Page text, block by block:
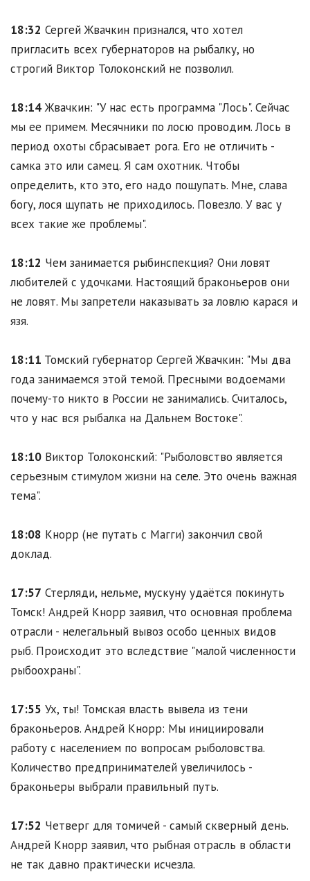
18:32 Сергей Жвачкин признался, что хотел
пригласить всех губернаторов на рыбалку, но
строгий Виктор Толоконский не позволил.
18:14Жвачкин: "У нас есть программа "Лось". Сейчас
мы ее примем. Месячники по лосю проводим. Лось в
период охоты сбрасывает рога. Его не отличить -
самка это или самец. Я сам охотник. Чтобы
определить, кто это, его надо пощупать. Мне, слава
богу, лося щупать не приходилось. Повезло. У вас у
всех такие же проблемы".
18:12 Чем занимается рыбинспекция? Они ловят
любителей с удочками. Настоящий браконьеров они
не ловят. Мы запретели наказывать за ловлю карася и
язя.
18:11 Томский губернатор Сергей Жвачкин: "Мы два
года занимаемся этой темой. Пресными водоемами
почему-то никто в России не занимались. Считалось,
что у нас вся рыбалка на Дальнем Востоке".
18:10 Виктор Толоконский: "Рыболовство является
серьезным стимулом жизни на селе. Это очень важная
тема".
18:08 Кнорр (не путать с Магги) закончил свой
доклад.
17:57 Стерляди, нельме, мускуну удаётся покинуть
Томск! Андрей Кнорр заявил, что основная проблема
отрасли - нелегальный вывоз особо ценных видов
рыб. Происходит это вследствие "малой численности
рыбоохраны".
17:55 Ух, ты! Томская власть вывела из тени
браконьеров. Андрей Кнорр: Мы инициировали
работу с населением по вопросам рыболовства.
Количество предпринимателей увеличилось -
браконьеры выбрали правильный путь.
17:52 Четверг для томичей - самый скверный день.
Андрей Кнорр заявил, что рыбная отрасль в области
не так давно практически исчезла.